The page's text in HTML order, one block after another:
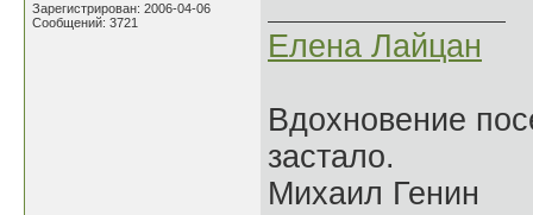
Зарегистрирован: 2006-04-06
Сообщений: 3721
Елена Лайцан
Вдохновение
застало.
Михаил Генин